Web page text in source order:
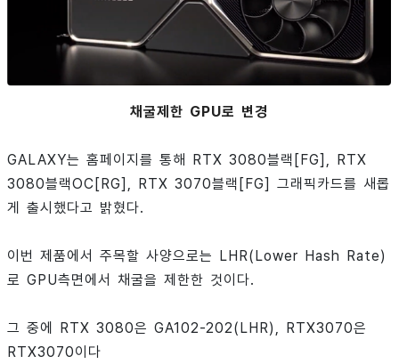
채굴제한 GPU로 변경
GALAXY는 홈페이지를 통해 RTX 3080블랙[FG], RTX
3080블랙OC[RG], RTX 3070블랙[FG] 그래픽카드를 새롭
게 출시했다고 밝혔다.
이번 제품에서 주목할 사양으로는 LHR(Lower Hash Rate)
로 GPU측면에서 채굴을 제한한 것이다.
그 중에 RTX 3080은 GA102-202(LHR), RTX3070은
RTX3070이다